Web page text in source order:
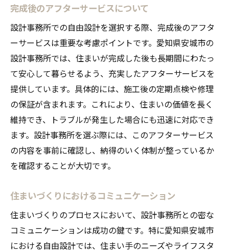
完成後のアフターサービスについて
設計事務所での自由設計を選択する際、完成後のアフタ
ーサービスは重要な考慮ポイントです。愛知県安城市の
設計事務所では、住まいが完成した後も長期間にわたっ
て安心して暮らせるよう、充実したアフターサービスを
提供しています。具体的には、施工後の定期点検や修理
の保証が含まれます。これにより、住まいの価値を長く
維持でき、トラブルが発生した場合にも迅速に対応でき
ます。設計事務所を選ぶ際には、このアフターサービス
の内容を事前に確認し、納得のいく体制が整っているか
を確認することが大切です。
住まいづくりにおけるコミュニケーション
住まいづくりのプロセスにおいて、設計事務所との密な
コミュニケーションは成功の鍵です。特に愛知県安城市
における自由設計では、住まい手のニーズやライフスタ